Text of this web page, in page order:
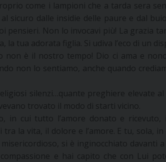
come i lampioni che a tarda sera
sicuro dalle insidie delle paure e dal
pensieri. Non lo invocavi più! La grazia
la tua adorata figlia. Si udiva l’eco di un
non è il nostro tempo! Dio ci ama e
non lo sentiamo, anche quando
silenzi…quante preghiere elevate
trovato il modo di starti vicino.
in cui tutto l’amore donato e ricevuto,
la vita, il dolore e l’amore. E tu, sola,
si è inginocchiato davanti
e hai capito che con Lui